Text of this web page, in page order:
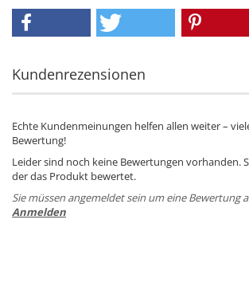
Kundenrezensionen
Echte Kundenmeinungen helfen allen weiter –
Bewertung!
Leider sind noch keine Bewertungen vorhanden.
der das Produkt bewertet.
Sie müssen angemeldet sein um eine Bewertung
Anmelden